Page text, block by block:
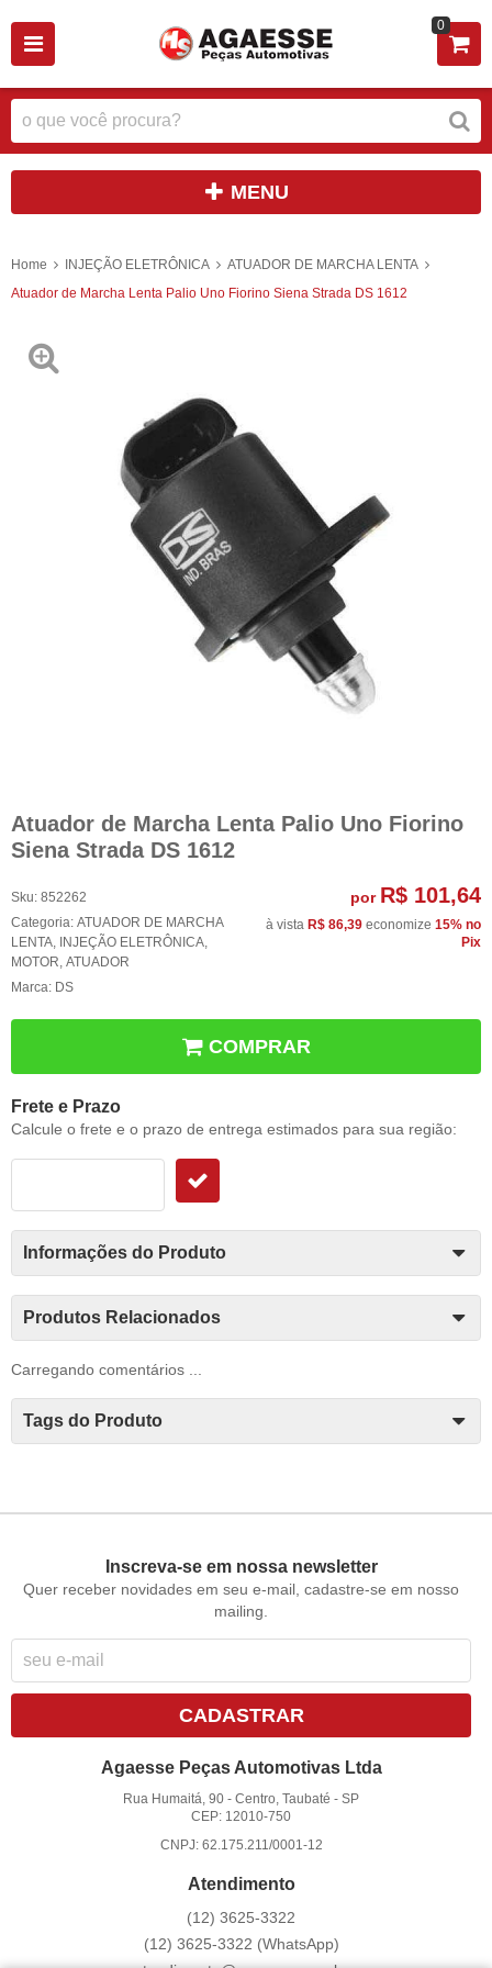
0
MENU
Home INJEÇÃO ELETRÔNICA
ATUADOR DE MARCHA LENTA
Atuador de Marcha Lenta Palio Uno Fiorino Siena Strada DS 1612
Atuador de Marcha Lenta Palio Uno Fiorino
Siena Strada DS 1612
Sku: 852262
Categoria: ATUADOR DE MARCHA
LENTA, INJEÇÃO ELETRÔNICA,
MOTOR, ATUADOR
Marca: DS
por R$ 101,64
à vista R$ 86,39 economize 15% no
Pix
COMPRAR
Frete e Prazo
Calcule o frete e o prazo de entrega estimados para sua região:
Informações do Produto
Produtos Relacionados
Carregando comentários ...
Tags do Produto
Inscreva-se em nossa newsletter
Quer receber novidades em seu e-mail, cadastre-se em nosso
mailing.
CADASTRAR
Agaesse Peças Automotivas Ltda
Rua Humaitá, 90 -Centro, Taubaté -SP
CEP: 12010-750
CNPJ: 62.175.211/0001-12
Atendimento
(12) 3625-3322
(12) 3625-3322 (WhatsApp)